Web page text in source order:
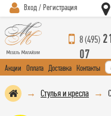
Вход / Регистрация
8 (495)
07
Акции Оплата Доставка Контакты
Стулья и кресла